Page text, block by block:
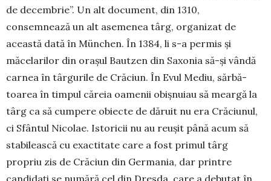
de decembrie”. Un alt document, din 1310,
consemnează un alt asemenea târg, organizat de
această dată în München. În 1384, li s-a permis și
măcelarilor din orașul Bautzen din Saxonia să-și vândă
car­nea în târgurile de Crăciun. În Evul Mediu, săr­bă­
toarea în timpul căreia oamenii obișnuiau să meargă la
târg ca să cumpere obiecte de dăruit nu era Crăciunul,
ci Sfântul Nicolae. Istoricii nu au reușit până acum să
stabilească cu exactitate care a fost primul târg
propriu zis de Crăciun din Germania, dar printre